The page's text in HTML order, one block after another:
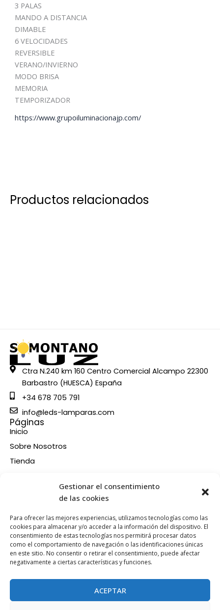
Gestionar el consentimiento
de las cookies
Para ofrecer las mejores experiencias, utilizamos tecnologías como las
cookies para almacenar y/o acceder a la información del dispositivo. El
consentimiento de estas tecnologías nos permitirá procesar datos
como el comportamiento de navegación o las identificaciones únicas
en este sitio. No consentir o retirar el consentimiento, puede afectar
negativamente a ciertas características y funciones.
ACEPTAR
3 PALAS
MANDO A DISTANCIA
DIMABLE
6 VELOCIDADES
REVERSIBLE
VERANO/INVIERNO
MODO BRISA
MEMORIA
TEMPORIZADOR
https://www.grupoiluminacionajp.com/
Productos relacionados
Ctra N.240 km 160 Centro Comercial Alcampo 22300
Barbastro (HUESCA) España
+34 678 705 791
info@leds-lamparas.com
Páginas
Inicio
Sobre Nosotros
Tienda
Información
Condiciones de compra
Política de devoluciones y reembolsos
Política de cookies
Síganos en nuestras RRSS
a - i n